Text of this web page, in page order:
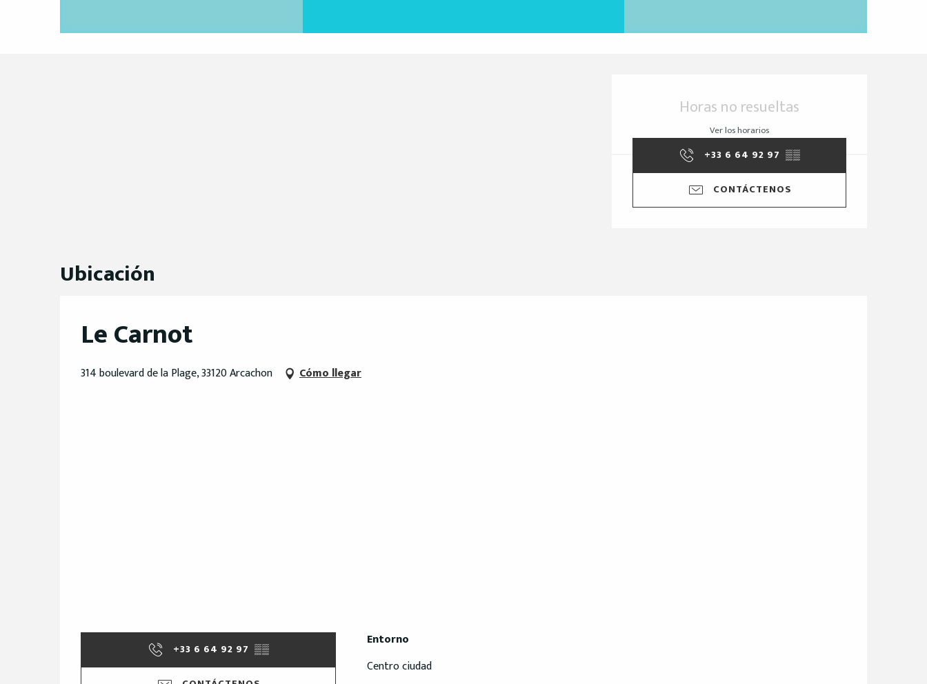
Horarios y datos de
Horas no resueltas
Ver los horarios
+33 6 64 92 97 ▒▒
CONTÁCTENOS
Ubicación
Le Carnot
314 boulevard de la Plage, 33120 Arcachon Cómo llegar
+33 6 64 92 97 ▒▒
Entorno
Entorno
Centro ciudad